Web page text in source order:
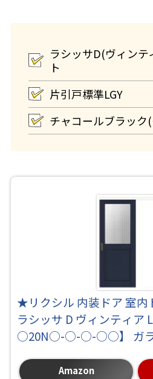
ラシッサD(ヴィンテ
ト
片引戸標準LGY
チャコールブラック
★リクシル 内装ドア 室内
ラシッサ D ヴィンティア
○20N○-○-○-○○】 ガラ
料】
Amazon